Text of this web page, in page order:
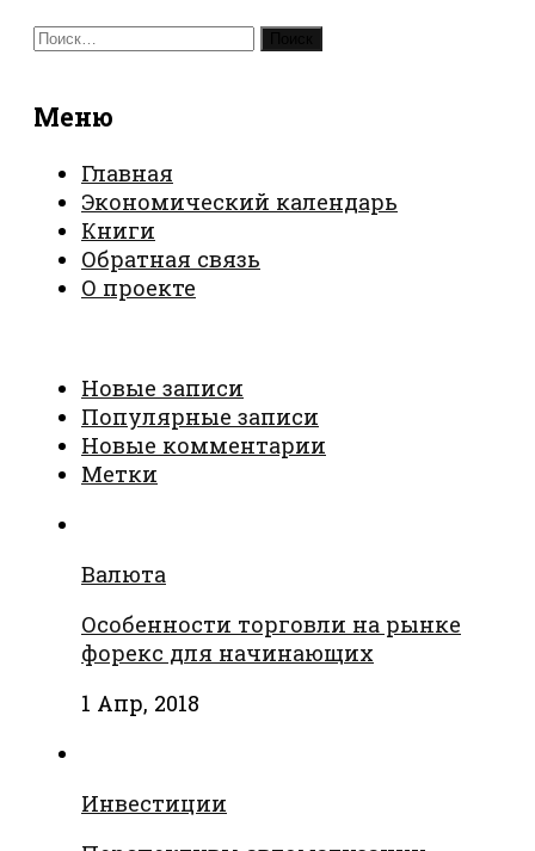
Найти:
Меню
Главная
Экономический календарь
Книги
Обратная связь
О проекте
Новые записи
Популярные записи
Новые комментарии
Метки
Валюта
Особенности торговли на рынке
форекс для начинающих
1 Апр, 2018
Инвестиции